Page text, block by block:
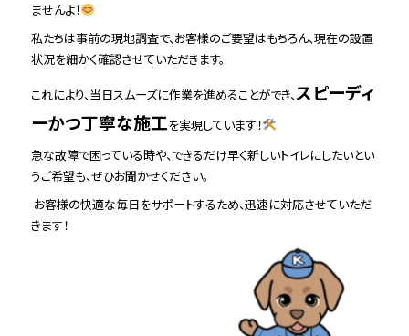
ませんよ！
私たちは事前の現地調査で、お客様のご要望はもちろん、現在の設置
状況を細かく確認させていただきます。
これにより、当日スムーズに作業を進めることができ、スピーディ
ーかつ丁寧な施工を実現しています！
急な故障で困っている時や、できるだけ早く新しいトイレにしたいとい
うご希望も、ぜひお聞かせください。
お客様の快適な毎日をサポートするため、迅速に対応させていただ
きます！